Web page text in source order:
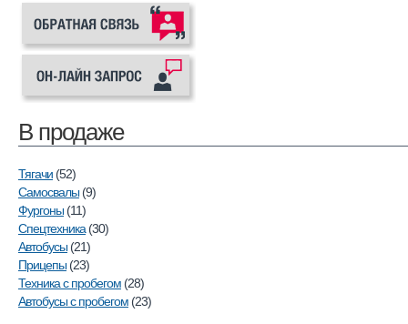
В продаже
Тягачи (52)
Самосвалы (9)
Фургоны (11)
Спецтехника (30)
Автобусы (21)
Прицепы (23)
Техника с пробегом (28)
Автобусы с пробегом (23)